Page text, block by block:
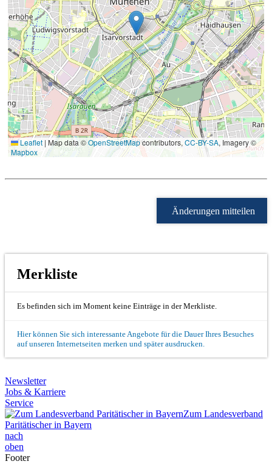
Leaflet | Map data ©OpenStreetMapcontributors,CC-BY-SA, Imagery ©
Mapbox
Änderungen mitteilen
Merkliste
Es befinden sich im Moment keine Einträge in der Merkliste.
Hier können Sie sich interessante Angebote für die Dauer Ihres Besuches
auf unseren Internetseiten merken und später ausdrucken.
Newsletter
Jobs & Karriere
Service
Zum Landesverband
Paritätischer in Bayern
nach
oben
Footer